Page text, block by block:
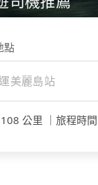
點
108 公里 旅程時間